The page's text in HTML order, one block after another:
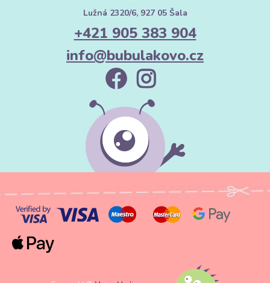
Lužná 2320/6, 927 05 Šala
+421 905 383 904
info@bubulakovo.cz